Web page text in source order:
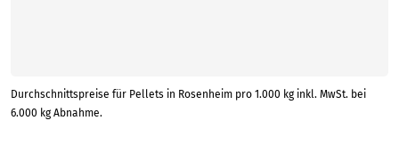
Durchschnittspreise für Pellets in Rosenheim pro 1.000 kg inkl. MwSt. bei
6.000 kg Abnahme.